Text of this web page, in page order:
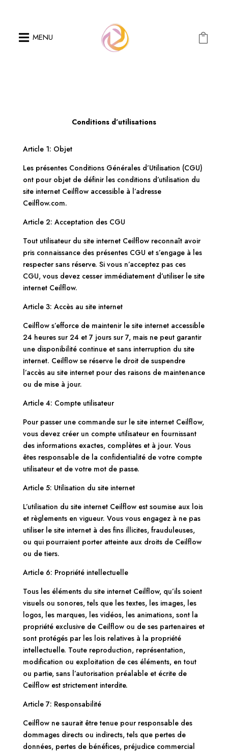
 MENU 
Conditions d’utilisations
Article 1: Objet
Les présentes Conditions Générales d’Utilisation (CGU)
ont pour objet de définir les conditions d’utilisation du
site internet Ceilflow accessible à l’adresse
Ceilflow.com.
Article 2: Acceptation des CGU
Tout utilisateur du site internet Ceilflow reconnaît avoir
pris connaissance des présentes CGU et s’engage à les
respecter sans réserve. Si vous n’acceptez pas ces
CGU, vous devez cesser immédiatement d’utiliser le site
internet Ceilflow.
Article 3: Accès au site internet
Ceilflow s’efforce de maintenir le site internet accessible
24 heures sur 24 et 7 jours sur 7, mais ne peut garantir
une disponibilité continue et sans interruption du site
internet. Ceilflow se réserve le droit de suspendre
l’accès au site internet pour des raisons de maintenance
ou de mise à jour.
Article 4: Compte utilisateur
Pour passer une commande sur le site internet Ceilflow,
vous devez créer un compte utilisateur en fournissant
des informations exactes, complètes et à jour. Vous
êtes responsable de la confidentialité de votre compte
utilisateur et de votre mot de passe.
Article 5: Utilisation du site internet
L’utilisation du site internet Ceilflow est soumise aux lois
et règlements en vigueur. Vous vous engagez à ne pas
utiliser le site internet à des fins illicites, frauduleuses,
ou qui pourraient porter atteinte aux droits de Ceilflow
ou de tiers.
Article 6: Propriété intellectuelle
Tous les éléments du site internet Ceilflow, qu’ils soient
visuels ou sonores, tels que les textes, les images, les
logos, les marques, les vidéos, les animations, sont la
propriété exclusive de Ceilflow ou de ses partenaires et
sont protégés par les lois relatives à la propriété
intellectuelle. Toute reproduction, représentation,
modification ou exploitation de ces éléments, en tout
ou partie, sans l’autorisation préalable et écrite de
Ceilflow est strictement interdite.
Article 7: Responsabilité
Ceilflow ne saurait être tenue pour responsable des
dommages directs ou indirects, tels que pertes de
données, pertes de bénéfices, préjudice commercial